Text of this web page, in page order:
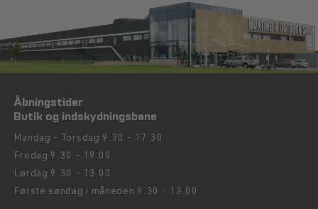
Åbningstider
Butik og indskydningsbane
Mandag - Torsdag 9.30 - 17.30
Fredag 9.30 - 19.00
Lørdag 9.30 - 13.00
Første søndag i måneden 9.30 - 13.00